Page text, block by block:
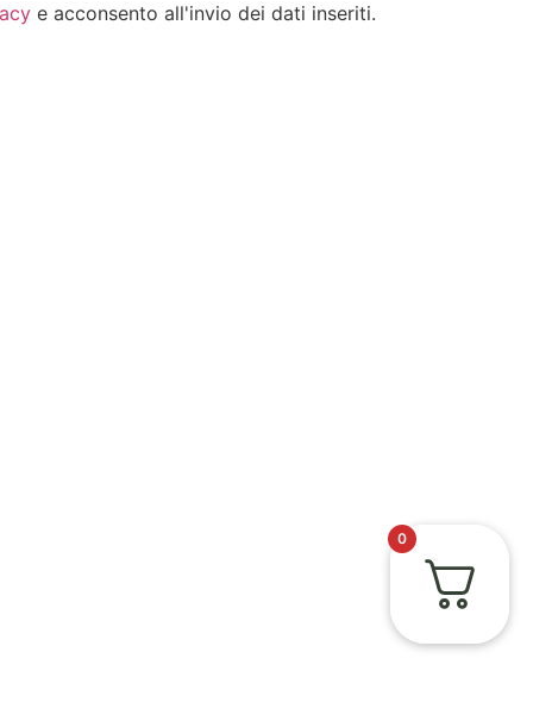
e acconsento all'invio dei dati inseriti.